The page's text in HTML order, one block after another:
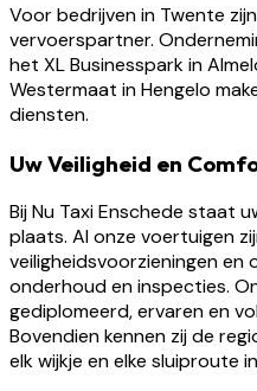
Voor bedrijven in Twente
vervoerspartner.
het XL Businesspark in
Westermaat in Hengelo
diensten.
Uw Veiligheid en
Bij Nu Taxi Enschede staat
plaats. Al onze voertuigen
veiligheidsvoorzieningen en
onderhoud en inspecties.
gediplomeerd, ervaren en
Bovendien kennen zij de
elk wijkje en elke sluiproute